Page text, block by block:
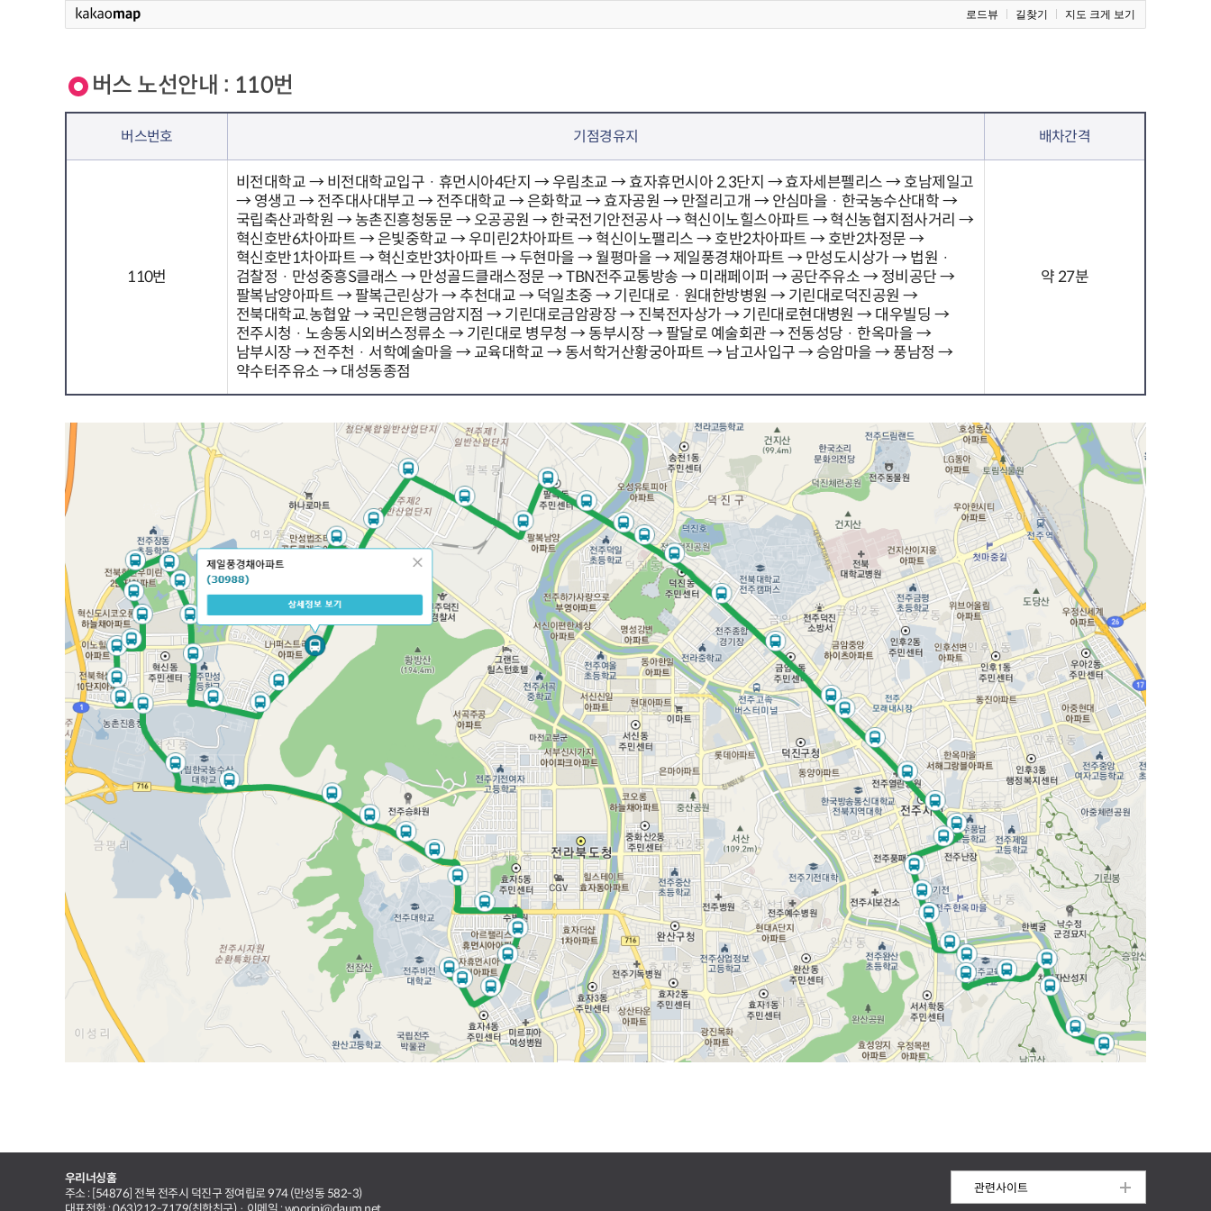
로드뷰 길찾기 지도 크게 보기
버스 노선안내 : 110번
버스번호 기점경유지 배차간격
110번
비전대학교 → 비전대학교입구 · 휴먼시아4단지 → 우림초교 → 효자휴먼시아 2.3단지 → 효자세븐펠리스 → 호남제일고
→ 영생고 → 전주대사대부고 → 전주대학교 → 은화학교 → 효자공원 → 만절리고개 → 안심마을 · 한국농수산대학 →
국립축산과학원 → 농촌진흥청동문 → 오공공원 → 한국전기안전공사 → 혁신이노힐스아파트 → 혁신농협지점사거리 →
혁신호반6차아파트 → 은빛중학교 → 우미린2차아파트 → 혁신이노팰리스 → 호반2차아파트 → 호반2차정문 →
혁신호반1차아파트 → 혁신호반3차아파트 → 두현마을 → 월평마을 → 제일풍경채아파트 → 만성도시상가 → 법원 ·
검찰정 · 만성중흥S클래스 → 만성골드클래스정문 → TBN전주교통방송 → 미래페이퍼 → 공단주유소 → 정비공단 →
팔복남양아파트 → 팔복근린상가 → 추천대교 → 덕일초중 → 기린대로 · 원대한방병원 → 기린대로덕진공원 →
전북대학교.농협앞 → 국민은행금암지점 → 기린대로금암광장 → 진북전자상가 → 기린대로현대병원 → 대우빌딩 →
전주시청 · 노송동시외버스정류소 → 기린대로 병무청 → 동부시장 → 팔달로 예술회관 → 전동성당 · 한옥마을 →
남부시장 → 전주천 · 서학예술마을 → 교육대학교 → 동서학거산황궁아파트 → 남고사입구 → 승암마을 → 풍남정 →
약수터주유소 → 대성동종점
약 27분
우리너싱홈
주소 : [54876] 전북 전주시 덕진구 정여립로 974 (만성동 582-3)
관련사이트